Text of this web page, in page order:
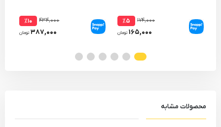
۱۷۴,۰۰۰ ٪۵
۱۶۵,۰۰۰ تومان
۴۳۴,۰۰۰ ٪۱۰
۳۸۷,۰۰۰ تومان
محصولات مشابه